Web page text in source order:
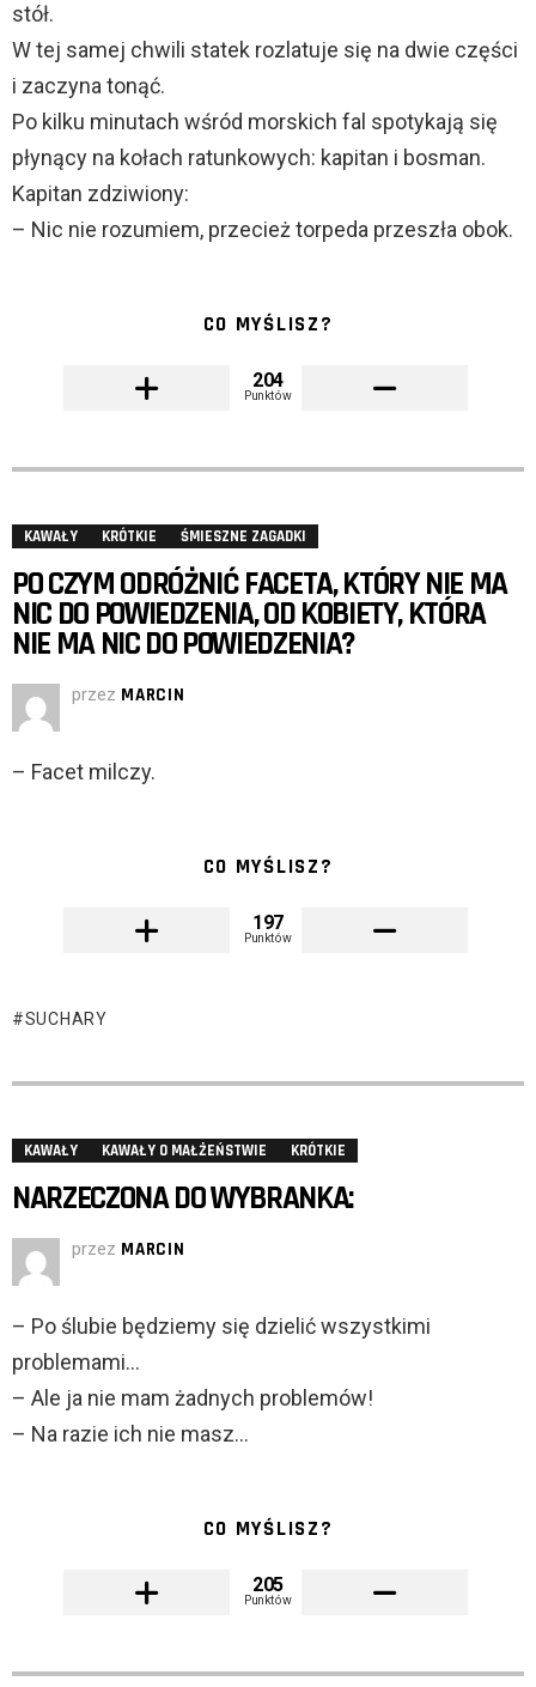
stół.
W tej samej chwili statek rozlatuje się na dwie części
i zaczyna tonąć.
Po kilku minutach wśród morskich fal spotykają się
płynący na kołach ratunkowych: kapitan i bosman.
Kapitan zdziwiony:
– Nic nie rozumiem, przecież torpeda przeszła obok.
CO MYŚLISZ?
204
Punktów
KAWAŁY KRÓTKIE ŚMIESZNE ZAGADKI
PO CZYM ODRÓŻNIĆ FACETA, KTÓRY NIE MA
NIC DO POWIEDZENIA, OD KOBIETY, KTÓRA
NIE MA NIC DO POWIEDZENIA?
przez MARCIN
– Facet milczy.
CO MYŚLISZ?
197
Punktów
SUCHARY
KAWAŁY KAWAŁY O MAŁŻEŃSTWIE KRÓTKIE
NARZECZONA DO WYBRANKA:
przez MARCIN
– Po ślubie będziemy się dzielić wszystkimi
problemami…
– Ale ja nie mam żadnych problemów!
– Na razie ich nie masz…
CO MYŚLISZ?
205
Punktów